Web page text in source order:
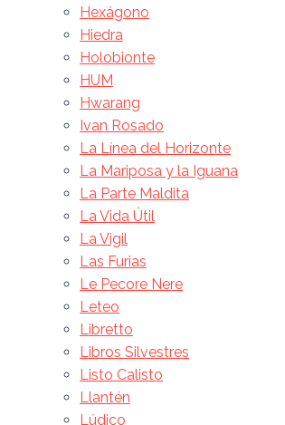
Hexágono
Hiedra
Holobionte
HUM
Hwarang
Ivan Rosado
La Línea del Horizonte
La Mariposa y la Iguana
La Parte Maldita
La Vida Útil
La Vigil
Las Furias
Le Pecore Nere
Leteo
Libretto
Libros Silvestres
Listo Calisto
Llantén
Lúdico